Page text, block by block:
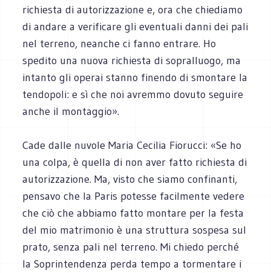
richiesta di autorizzazione e, ora che chiediamo
di andare a verificare gli eventuali danni dei pali
nel terreno, neanche ci fanno entrare. Ho
spedito una nuova richiesta di sopralluogo, ma
intanto gli operai stanno finendo di smontare la
tendopoli: e sì che noi avremmo dovuto seguire
anche il montaggio».
Cade dalle nuvole Maria Cecilia Fiorucci: «Se ho
una colpa, è quella di non aver fatto richiesta di
autorizzazione. Ma, visto che siamo confinanti,
pensavo che la Paris potesse facilmente vedere
che ciò che abbiamo fatto montare per la festa
del mio matrimonio è una struttura sospesa sul
prato, senza pali nel terreno. Mi chiedo perché
la Soprintendenza perda tempo a tormentare i